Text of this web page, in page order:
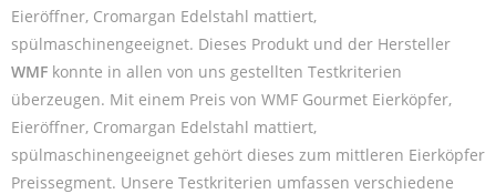
Eieröffner, Cromargan Edelstahl mattiert,
spülmaschinengeeignet. Dieses Produkt und der Hersteller
WMF konnte in allen von uns gestellten Testkriterien
überzeugen. Mit einem Preis von WMF Gourmet Eierköpfer,
Eieröffner, Cromargan Edelstahl mattiert,
spülmaschinengeeignet gehört dieses zum mittleren Eierköpfer
Preissegment. Unsere Testkriterien umfassen verschiedene